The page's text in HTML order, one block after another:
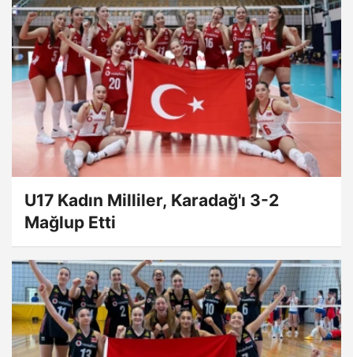
U17 Kadın Milliler, Karadağ'ı 3-2
Mağlup Etti